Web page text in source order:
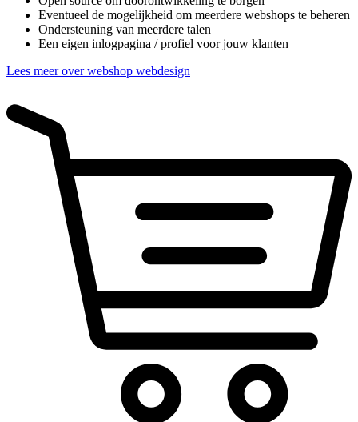
Eventueel de mogelijkheid om meerdere webshops te beheren
Ondersteuning van meerdere talen
Een eigen inlogpagina / profiel voor jouw klanten
Lees meer over webshop webdesign